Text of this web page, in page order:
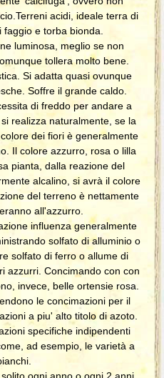
acidi, ideale terra di
e torba bionda.
luminosa, meglio se non
tollera molto bene.
Si adatta quasi ovunque
Soffre il grande caldo.
di freddo per andare a
realizza naturalmente, se la
dei fiori è generalmente
Il colore azzurro, rosa o lilla
pianta, dalla reazione del
alcalino, si avrà il colore
del terreno è nettamente
all'azzurro.
influenza generalmente
solfato di alluminio o
solfato di ferro o allume di
azzurri. Concimando con con
invece, belle ortensie rosa.
le concimazioni per il
a piu' alto titolo di azoto.
specifiche indipendenti
ad esempio, le varietà a